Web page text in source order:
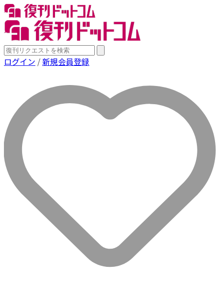
ログイン /新規会員登録